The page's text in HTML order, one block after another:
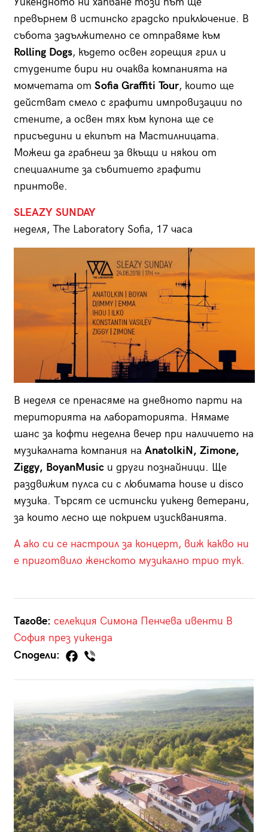
превърнем в истинско градско приключение. В
събота задължително се отправяме към
Rolling Dogs, където освен горещия грил и
студените бири ни очаква компанията на
момчетата от Sofia Graffiti Tour, които ще
действат смело с графити импровизации по
стените, а освен тях към купона ще се
присъедини и екипът на Мастилницата.
Можеш да грабнеш за вкъщи и някои от
специалните за събитието графити
принтове.
SLEAZY SUNDAY
неделя, The Laboratory Sofia, 17 часа
В неделя се пренасяме на дневното парти на
територията на лабораторията. Нямаме
шанс за кофти неделна вечер при наличието на
музикалната компания на AnatolkiN, Zimone,
Ziggy, BoyanMusicи други познайници. Ще
раздвижим пулса си с любимата house и disco
музика. Търсят се истински уикенд ветерани,
за които лесно ще покрием изискванията.
А ако си се настроил за концерт, виж какво ни
е приготвило женското музикално трио тук.
Тагове: селекция Симона Пенчева ивенти В
София през уикенда
Сподели: